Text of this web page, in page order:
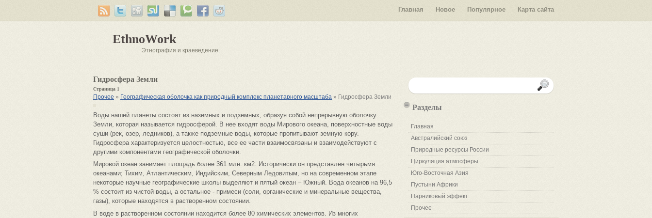
EthnoWork
Этнография и краеведение
Главная Новое Популярное Карта сайта
Гидросфера Земли
Страница 1
Прочее » Географическая оболочка как природный комплекс планетарного масштаба » Гидросфера Земли
Воды нашей планеты состоят из наземных и подземных, образуя собой непрерывную оболочку
Земли, которая называется гидросферой. В нее входят воды Мирового океана, поверхностные воды
суши (рек, озер, ледников), а также подземные воды, которые пропитывают земную кору.
Гидросфера характеризуется целостностью, все ее части взаимосвязаны и взаимодействуют с
другими компонентами географической оболочки.
Мировой океан занимает площадь более 361 млн. км2. Исторически он представлен четырьмя
океанами; Тихим, Атлантическим, Индийским, Северным Ледовитым, но на современном этапе
некоторые научные географические школы выделяют и пятый океан – Южный. Вода океанов на 96,5
% состоит из чистой воды, а остальное - примеси (соли, органические и минеральные вещества,
газы), которые находятся в растворенном состоянии.
В воде в растворенном состоянии находится более 80 химических элементов. Из многих
Разделы
Главная
Австралийский союз
Природные ресурсы России
Циркуляция атмосферы
Юго-Восточная Азия
Пустыни Африки
Парниковый эффект
Прочее